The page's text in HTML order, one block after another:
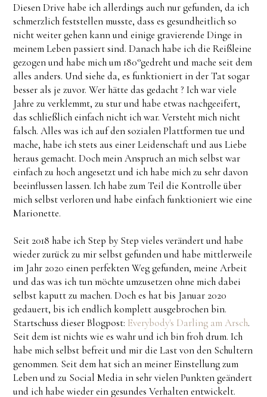
Diesen Drive habe ich allerdings auch nur gefunden, da ich
schmerzlich feststellen musste, dass es gesundheitlich so
nicht weiter gehen kann und einige gravierende Dinge in
meinem Leben passiert sind. Danach habe ich die Reißleine
gezogen und habe mich um 180°gedreht und mache seit dem
alles anders. Und siehe da, es funktioniert in der Tat sogar
besser als je zuvor. Wer hätte das gedacht ? Ich war viele
Jahre zu verklemmt, zu stur und habe etwas nachgeeifert,
das schließlich einfach nicht ich war. Versteht mich nicht
falsch. Alles was ich auf den sozialen Plattformen tue und
mache, habe ich stets aus einer Leidenschaft und aus Liebe
heraus gemacht. Doch mein Anspruch an mich selbst war
einfach zu hoch angesetzt und ich habe mich zu sehr davon
beeinflussen lassen. Ich habe zum Teil die Kontrolle über
mich selbst verloren und habe einfach funktioniert wie eine
Marionette.
Seit 2018 habe ich Step by Step vieles verändert und habe
wieder zurück zu mir selbst gefunden und habe mittlerweile
im Jahr 2020 einen perfekten Weg gefunden, meine Arbeit
und das was ich tun möchte umzusetzen ohne mich dabei
selbst kaputt zu machen. Doch es hat bis Januar 2020
gedauert, bis ich endlich komplett ausgebrochen bin.
Startschuss dieser Blogpost: Everybody's Darling am Arsch.
Seit dem ist nichts wie es wahr und ich bin froh drum. Ich
habe mich selbst befreit und mir die Last von den Schultern
genommen. Seit dem hat sich an meiner Einstellung zum
Leben und zu Social Media in sehr vielen Punkten geändert
und ich habe wieder ein gesundes Verhalten entwickelt.